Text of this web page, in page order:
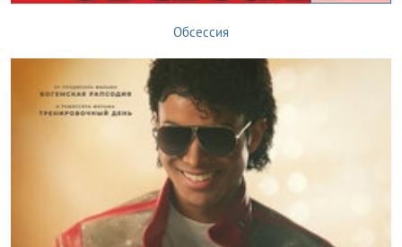
Обсессия